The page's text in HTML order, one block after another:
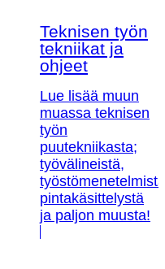
Teknisen työn
tekniikat ja
ohjeet
Lue lisää muun
muassa teknisen
työn
puutekniikasta;
työvälineistä,
pintakäsittelystä
ja paljon muusta!